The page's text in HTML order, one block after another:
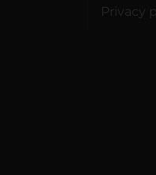
Privacy